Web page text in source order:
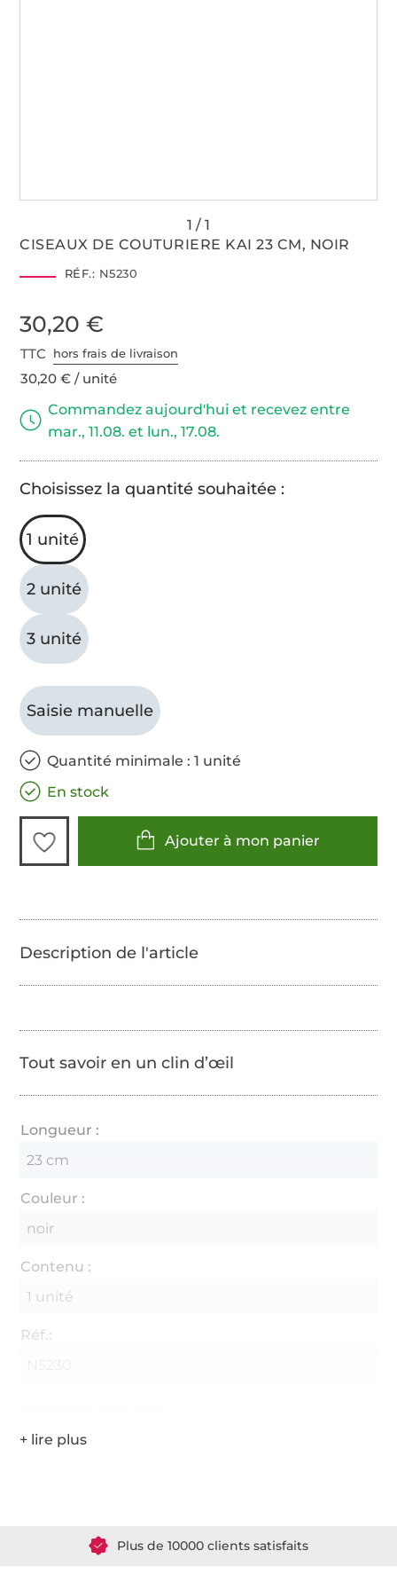
CISEAUX DE COUTURIERE KAI 23 CM, NOIR
RÉF.: N5230
30,20 €
TTC hors frais de livraison
30,20 € / unité
Commandez aujourd'hui et recevez entre
mar., 11.08. et lun., 17.08.
Choisissez la quantité souhaitée :
1 unité
2 unité
3 unité
Saisie manuelle
Quantité minimale : 1 unité
En stock
Ajouter à mon panier
Tout savoir en un clin d’œil
Longueur :
23 cm
Couleur :
noir
Contenu :
1 unité
Réf.: